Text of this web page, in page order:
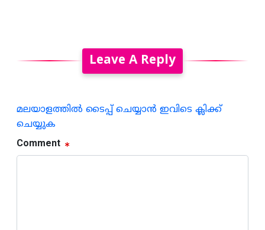
Leave A Reply
മലയാളത്തില്‍ ടൈപ്പ് ചെയ്യാന്‍ ഇവിടെ ക്ലിക്ക്
ചെയ്യുക
Comment